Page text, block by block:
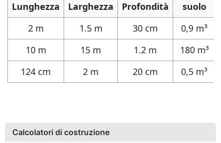
Lunghezza Larghezza Profondità
suolo
2 m
1.5 m 30 cm
0,9 m³
10 m
15 m 1.2 m
180 m³
124 cm
2 m 20 cm 0,5 m³
Calcolatori di costruzione